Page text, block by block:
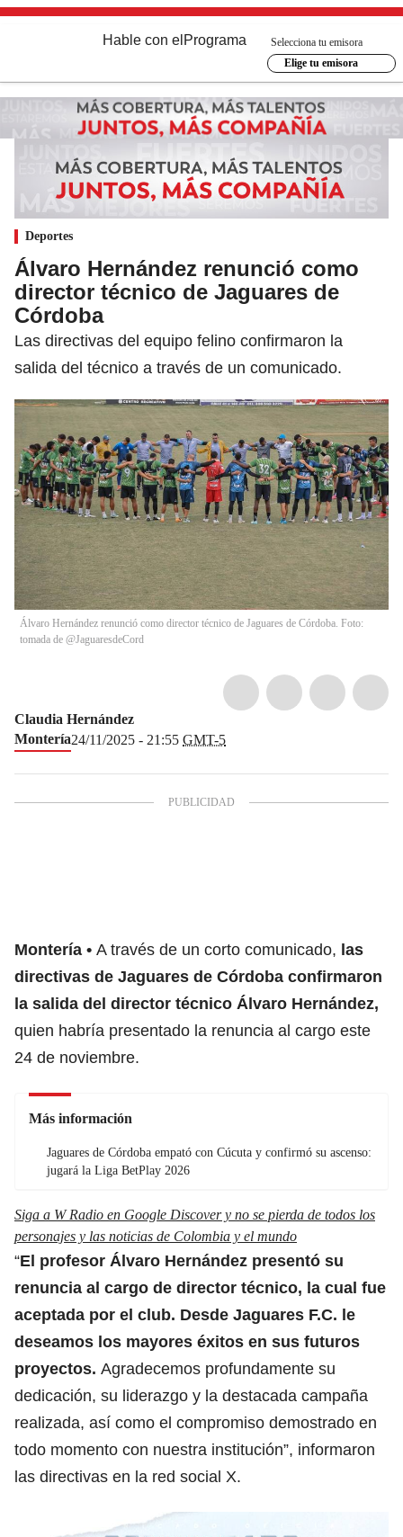
Hable con el Programa
Selecciona tu emisora
Elige tu emisora
Deportes
Álvaro Hernández renunció como
director técnico de Jaguares de
Córdoba
Las directivas del equipo felino confirmaron la
salida del técnico a través de un comunicado.
Álvaro Hernández renunció como director técnico de Jaguares de Córdoba. Foto:
tomada de @JaguaresdeCord
Claudia Hernández
Montería24/11/2025 - 21:55 GMT-5
Montería A través de un corto comunicado, las
directivas de Jaguares de Córdoba confirmaron
la salida del director técnico Álvaro Hernández,
quien habría presentado la renuncia al cargo este
24 de noviembre.
Más información
Jaguares de Córdoba empató con Cúcuta y confirmó su ascenso:
jugará la Liga BetPlay 2026
Siga a W Radio en Google Discover y no se pierda de todos los
personajes y las noticias de Colombia y el mundo
“El profesor Álvaro Hernández presentó su
renuncia al cargo de director técnico, la cual fue
aceptada por el club. Desde Jaguares F.C. le
deseamos los mayores éxitos en sus futuros
proyectos. Agradecemos profundamente su
dedicación, su liderazgo y la destacada campaña
realizada, así como el compromiso demostrado en
todo momento con nuestra institución”, informaron
las directivas en la red social X.